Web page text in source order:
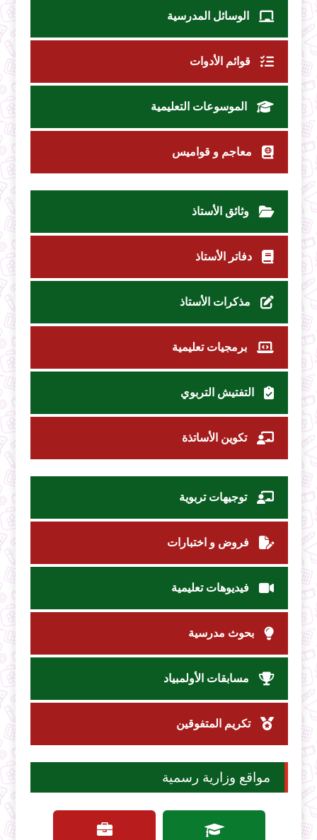
الوسائل المدرسية
قوائم الأدوات
الموسوعات التعليمية
معاجم و قواميس
وثائق الأستاذ
دفاتر الأستاذ
مذكرات الأستاذ
برمجيات تعليمية
التفتيش التربوي
تكوين الأساتذة
توجيهات تربوية
فروض و اختبارات
فيديوهات تعليمية
بحوث مدرسية
مسابقات الأولمبياد
تكريم المتفوقين
مواقع وزارية رسمية